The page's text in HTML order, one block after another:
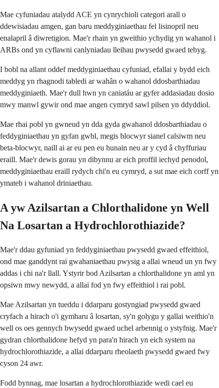
Mae cyfuniadau atalydd ACE yn cynrychioli categori arall o
ddewisiadau amgen, gan baru meddyginiaethau fel lisinopril neu
enalapril â diwretigion. Mae'r rhain yn gweithio ychydig yn wahanol i
ARBs ond yn cyflawni canlyniadau lleihau pwysedd gwaed tebyg.
I bobl na allant oddef meddyginiaethau cyfuniad, efallai y bydd eich
meddyg yn rhagnodi tabledi ar wahân o wahanol ddosbarthiadau
meddyginiaeth. Mae'r dull hwn yn caniatáu ar gyfer addasiadau dosio
mwy manwl gywir ond mae angen cymryd sawl pilsen yn ddyddiol.
Mae rhai pobl yn gwneud yn dda gyda gwahanol ddosbarthiadau o
feddyginiaethau yn gyfan gwbl, megis blocwyr sianel calsiwm neu
beta-blocwyr, naill ai ar eu pen eu hunain neu ar y cyd â chyffuriau
eraill. Mae'r dewis gorau yn dibynnu ar eich proffil iechyd penodol,
meddyginiaethau eraill rydych chi'n eu cymryd, a sut mae eich corff yn
ymateb i wahanol driniaethau.
A yw Azilsartan a Chlorthalidone yn Well
Na Losartan a Hydrochlorothiazide?
Mae'r ddau gyfuniad yn feddyginiaethau pwysedd gwaed effeithiol,
ond mae ganddynt rai gwahaniaethau pwysig a allai wneud un yn fwy
addas i chi na'r llall. Ystyrir bod Azilsartan a chlorthalidone yn aml yn
opsiwn mwy newydd, a allai fod yn fwy effeithiol i rai pobl.
Mae Azilsartan yn tueddu i ddarparu gostyngiad pwysedd gwaed
cryfach a hirach o'i gymharu â losartan, sy'n golygu y gallai weithio'n
well os oes gennych bwysedd gwaed uchel arbennig o ystyfnig. Mae'r
gydran chlorthalidone hefyd yn para'n hirach yn eich system na
hydrochlorothiazide, a allai ddarparu rheolaeth pwysedd gwaed fwy
cyson 24 awr.
Fodd bynnag, mae losartan a hydrochlorothiazide wedi cael eu